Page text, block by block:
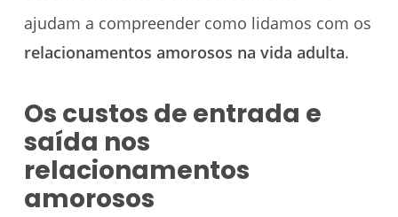
ajudam a compreender como lidamos com os
relacionamentos amorosos na vida adulta.
Os custos de entrada e
saída nos
relacionamentos
amorosos